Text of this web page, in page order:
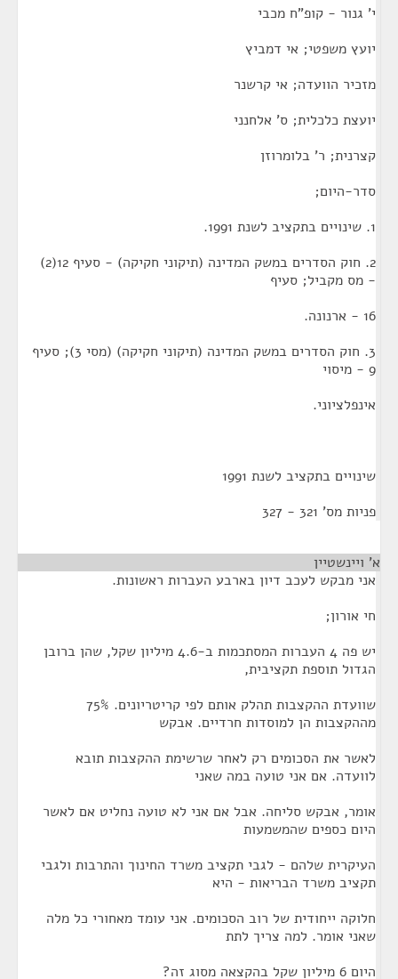
י' גנור - קופ"ח מכבי
יועץ משפטי; אי דמביץ
מזכיר הוועדה; אי קרשנר
יועצת כלכלית; ס' אלחנני
קצרנית; ר' בלומרוזן
סדר-היום;
1. שינויים בתקציב לשנת 1991.
2. חוק הסדרים במשק המדינה (תיקוני חקיקה) - סעיף 12(2)
- מס מקביל; סעיף
16 - ארנונה.
3. חוק הסדרים במשק המדינה (תיקוני חקיקה) (מסי 3); סעיף
9 - מיסוי
אינפלציוני.
שינויים בתקציב לשנת 1991
פניות מס' 321 - 327
א' ויינשטיין
אני מבקש לעכב דיון בארבע העברות ראשונות.
חי אורון;
יש פה 4 העברות המסתכמות ב-4.6 מיליון שקל, שהן ברובן
הגדול תוספת תקציבית,
שוועדת ההקצבות תהלק אותם לפי קריטריונים. 75%
מההקצבות הן למוסדות חרדיים. אבקש
לאשר את הסכומים רק לאחר שרשימת ההקצבות תובא
לוועדה. אם אני טועה במה שאני
אומר, אבקש סליחה. אבל אם אני לא טועה נחליט אם לאשר
היום כספים שהמשמעות
העיקרית שלהם - לגבי תקציב משרד החינוך והתרבות ולגבי
תקציב משרד הבריאות - היא
חלוקה ייחודית של רוב הסכומים. אני עומד מאחורי כל מלה
שאני אומר. למה צריך לתת
היום 6 מיליון שקל בהקצאה מסוג זה?